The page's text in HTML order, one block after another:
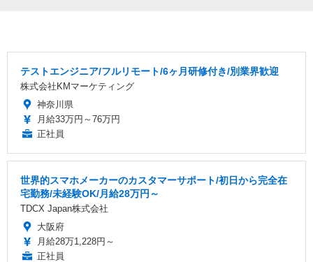
テストエンジニア/フルリモート/6ヶ月研修付き/別業界歓迎
株式会社KMマーケティング
神奈川県
月給33万円～76万円
正社員
世界的スマホメーカーのカスタマーサポート/初日から完全在
宅勤務/未経験OK/月給28万円～
TDCX Japan株式会社
大阪府
月給28万1,228円～
正社員